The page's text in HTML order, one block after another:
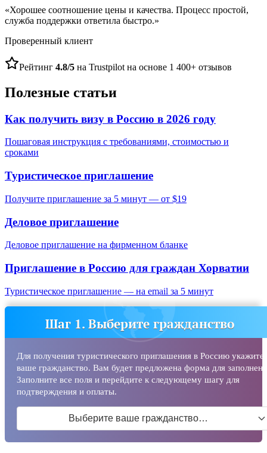
«Хорошее соотношение цены и качества. Процесс простой,
служба поддержки ответила быстро.»
Проверенный клиент
Рейтинг 4.8/5 на Trustpilot на основе 1 400+ отзывов
Полезные статьи
Как получить визу в Россию в 2026 году
Пошаговая инструкция с требованиями, стоимостью и
сроками
Туристическое приглашение
Получите приглашение за 5 минут — от $19
Деловое приглашение
Деловое приглашение на фирменном бланке
Приглашение в Россию для граждан Хорватии
Туристическое приглашение — на email за 5 минут
Шаг 1. Выберите гражданство
Для получения туристического приглашения в Россию укажите
ваше гражданство. Вам будет предложена форма для
Заполните все поля и перейдите к следующему шагу для
подтверждения и оплаты.
Выберите ваше гражданство…